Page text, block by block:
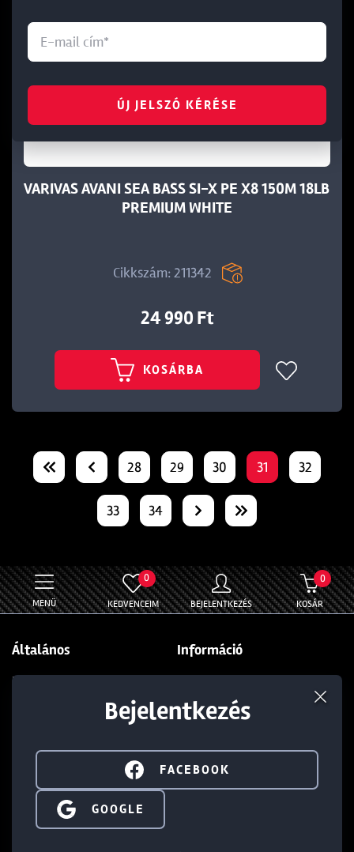
VARIVAS AVANI SEA BASS SI-X PE X8 150M 18LB
PREMIUM WHITE
Cikkszám: 211342
24 990 Ft
KOSÁRBA
28 29 30 31 32
33 34
MENÜ
0
KEDVENCEIM BEJELENTKEZÉS
0
KOSÁR
Általános
Rólunk
Információ
Általános Szerződési Feltételek
Soroksár
Dunakeszi
Kapcsolat
Bejelentkezés
FACEBOOK
GOOGLE
SIGN IN WITH GOOGLE
ÚJ JELSZÓ KÉRÉSE